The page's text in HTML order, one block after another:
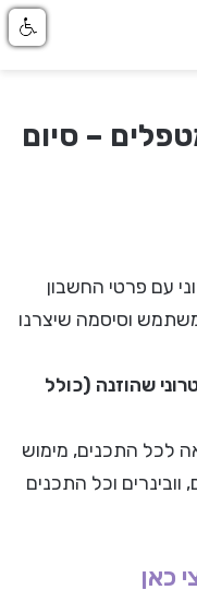
– סיום
עם פרטי החשבון
וסיסמה שיצרנו
שהוזנה (כולל
לכל התכנים, מימוש
וובינרים וכל התכנים
כאן